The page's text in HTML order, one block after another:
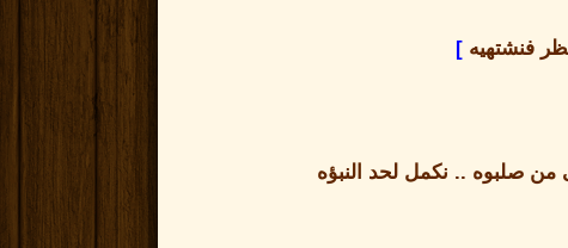
فنشتهيه ]
من صلبوه .. نكمل لحد النبؤه